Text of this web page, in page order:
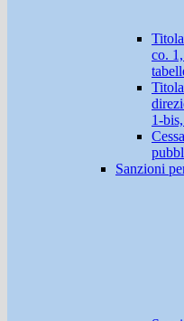
co.
1-
Sanzioni